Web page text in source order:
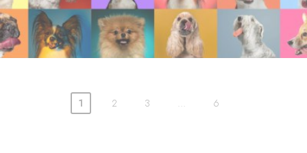
1 2 3 … 6